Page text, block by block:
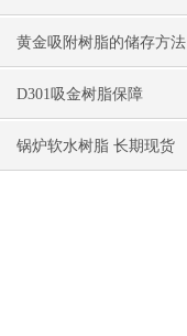
黄金吸附树脂的储存方法
D301吸金树脂保障
锅炉软水树脂 长期现货